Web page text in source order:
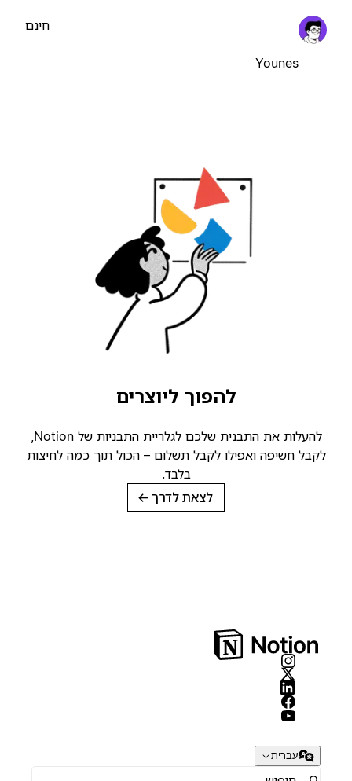
Younes
להפוך ליוצרים
להעלות את התבנית שלכם לגלריית התבניות של Notion,
לקבל חשיפה ואפילו לקבל תשלום – הכול תוך כמה לחיצות
בלבד.
לצאת לדרך→
עברית